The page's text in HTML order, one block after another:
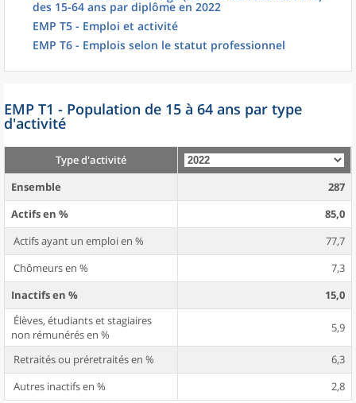
des 15-64 ans par diplôme en 2022
EMP T5 - Emploi et activité
EMP T6 - Emplois selon le statut professionnel
EMP T1 - Population de 15 à 64 ans par type
d'activité
Type d'activité
Ensemble
287
Actifs en %
85,0
Actifs ayant un emploi en %
77,7
Chômeurs en %
7,3
Inactifs en %
15,0
Élèves, étudiants et stagiaires
non rémunérés en %
5,9
Retraités ou préretraités en %
6,3
Autres inactifs en %
2,8